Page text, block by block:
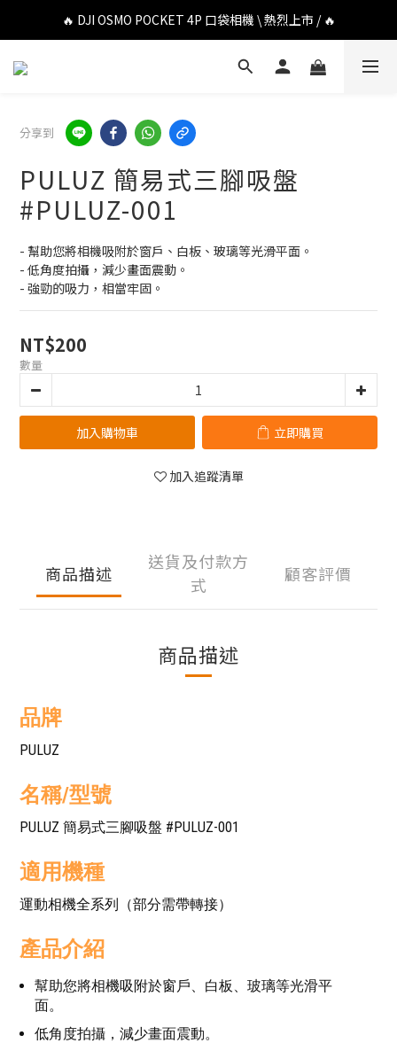
🔥 DJI OSMO POCKET 4P 口袋相機 \ 熱烈上市 / 🔥
🔥 DJI OSMO POCKET 4P 口袋相機 \ 熱烈上市 / 🔥
🔥 Insta360 Luna Ultra 雲台相機 \ 熱烈上市 / 🔥
🔥 DJI OSMO POCKET 4P 口袋相機 \ 熱烈上市 / 🔥
分享到
PULUZ 簡易式三腳吸盤
#PULUZ-001
- 幫助您將相機吸附於窗戶、白板、玻璃等光滑平面。
- 低角度拍攝，減少畫面震動。
- 強勁的吸力，相當牢固。
NT$200
數量
加入購物車 立即購買
加入追蹤清單
商品描述
送貨及付款方
式
顧客評價
商品描述
品牌
PULUZ
名稱/型號
PULUZ 簡易式三腳吸盤 #PULUZ-001
適用機種
運動相機全系列（部分需帶轉接）
產品介紹
幫助您將相機吸附於窗戶、白板、玻璃等光滑平
面。
低角度拍攝，減少畫面震動。